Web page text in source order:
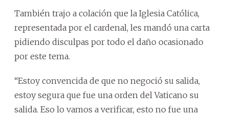
También trajo a colación que la Iglesia Católica,
representada por el cardenal, les mandó una carta
pidiendo disculpas por todo el daño ocasionado
por este tema.
“Estoy convencida de que no negoció su salida,
estoy segura que fue una orden del Vaticano su
salida. Eso lo vamos a verificar, esto no fue una